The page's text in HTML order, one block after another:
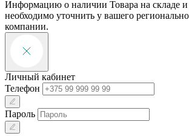
Информацию о наличии Товара на складе и
необходимо уточнить у вашего
компании.
Личный кабинет
Телефон
Пароль